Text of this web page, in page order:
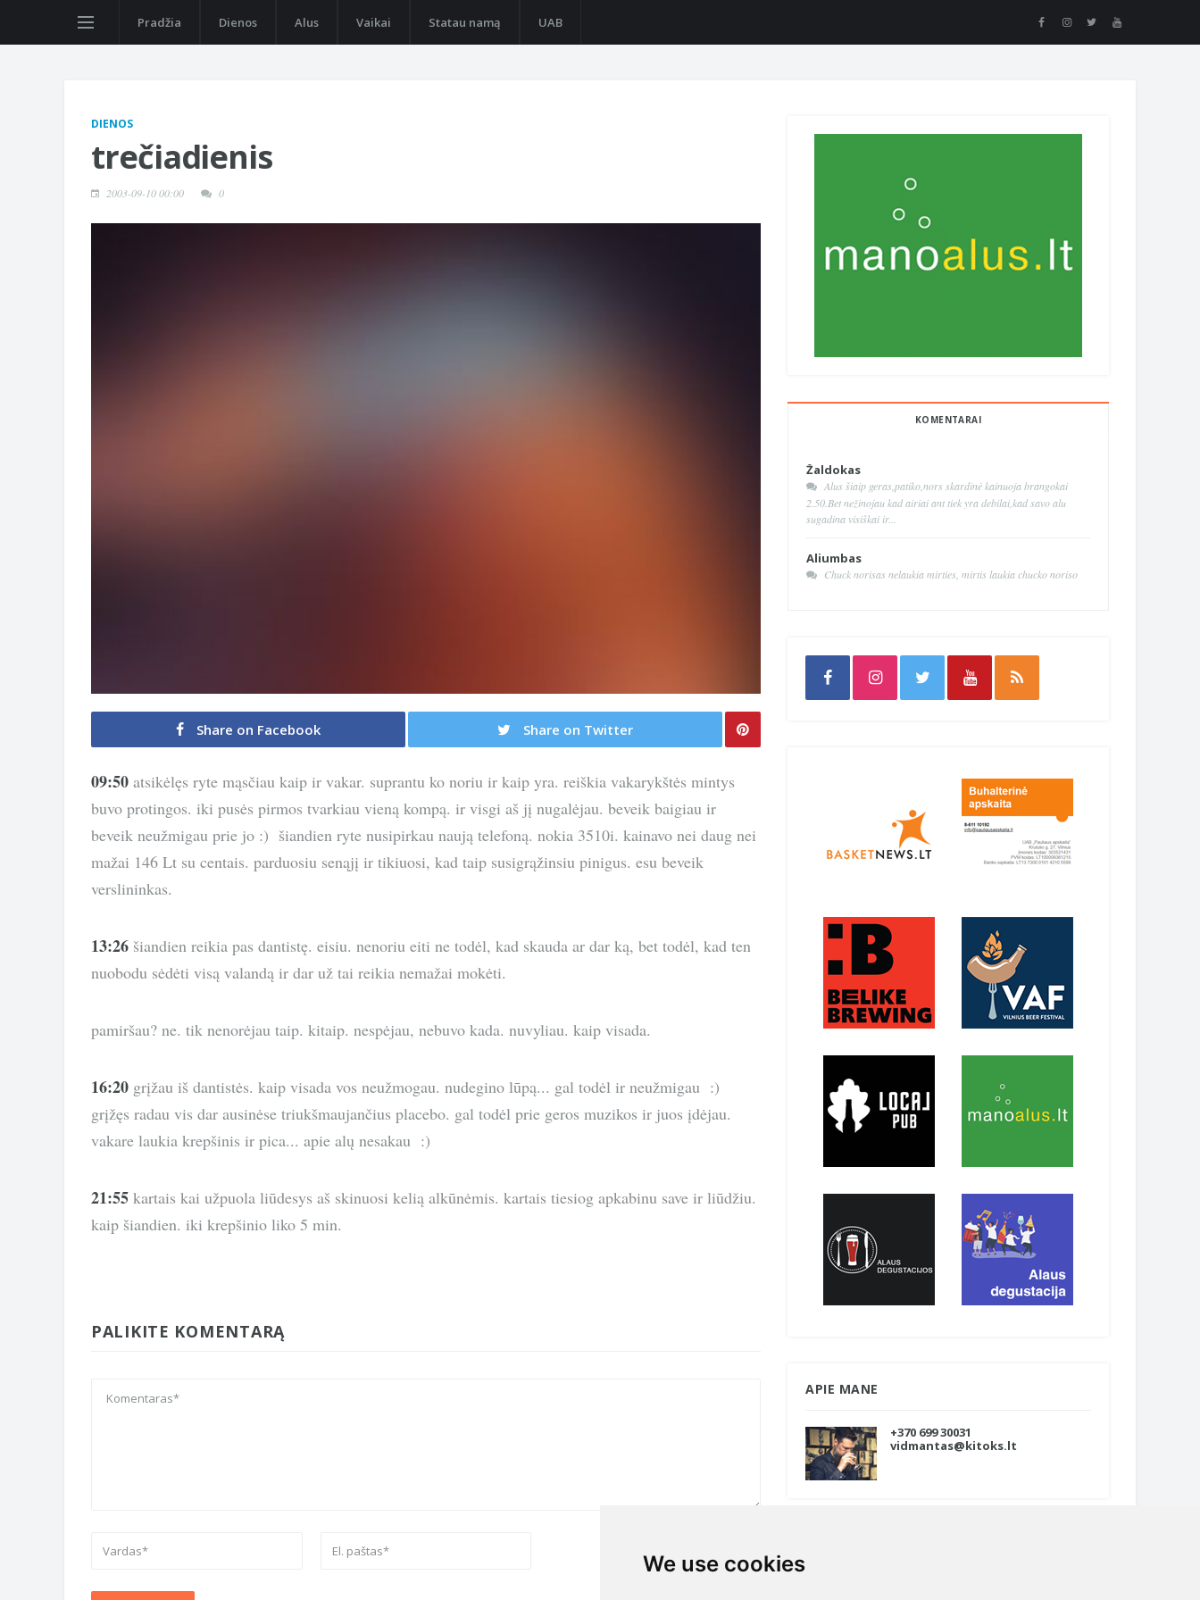
We use cookies
Pradžia Dienos Alus Vaikai Statau namą UAB
DIENOS
trečiadienis
2003-09-10 00:00 0
Share on Facebook Share on Twitter
09:50 atsikėlęs ryte mąsčiau kaip ir vakar. suprantu ko noriu ir kaip yra. reiškia vakarykštės mintys
buvo protingos. iki pusės pirmos tvarkiau vieną kompą. ir visgi aš jį nugalėjau. beveik baigiau ir
beveik neužmigau prie jo :) šiandien ryte nusipirkau naują telefoną. nokia 3510i. kainavo nei daug nei
mažai 146 Lt su centais. parduosiu senąjį ir tikiuosi, kad taip susigrąžinsiu pinigus. esu beveik
verslininkas.
13:26 šiandien reikia pas dantistę. eisiu. nenoriu eiti ne todėl, kad skauda ar dar ką, bet todėl, kad ten
nuobodu sėdėti visą valandą ir dar už tai reikia nemažai mokėti.
pamiršau? ne. tik nenorėjau taip. kitaip. nespėjau, nebuvo kada. nuvyliau. kaip visada.
16:20 grįžau iš dantistės. kaip visada vos neužmogau. nudegino lūpą... gal todėl ir neužmigau :)
grįžęs radau vis dar ausinėse triukšmaujančius placebo. gal todėl prie geros muzikos ir juos įdėjau.
vakare laukia krepšinis ir pica... apie alų nesakau :)
21:55 kartais kai užpuola liūdesys aš skinuosi kelią alkūnėmis. kartais tiesiog apkabinu save ir liūdžiu.
kaip šiandien. iki krepšinio liko 5 min.
PALIKITE KOMENTARĄ
KOMENTARAI
Žaldokas
Alus šiaip geras,patiko,nors skardinė kainuoja brangokai
2.50.Bet nežinojau kad airiai ant tiek yra debilai,kad savo alu
sugadina visiškai ir...
Aliumbas
Chuck norisas nelaukia mirties, mirtis laukia chucko noriso
APIE MANE
+370 699 30031
vidmantas@kitoks.lt